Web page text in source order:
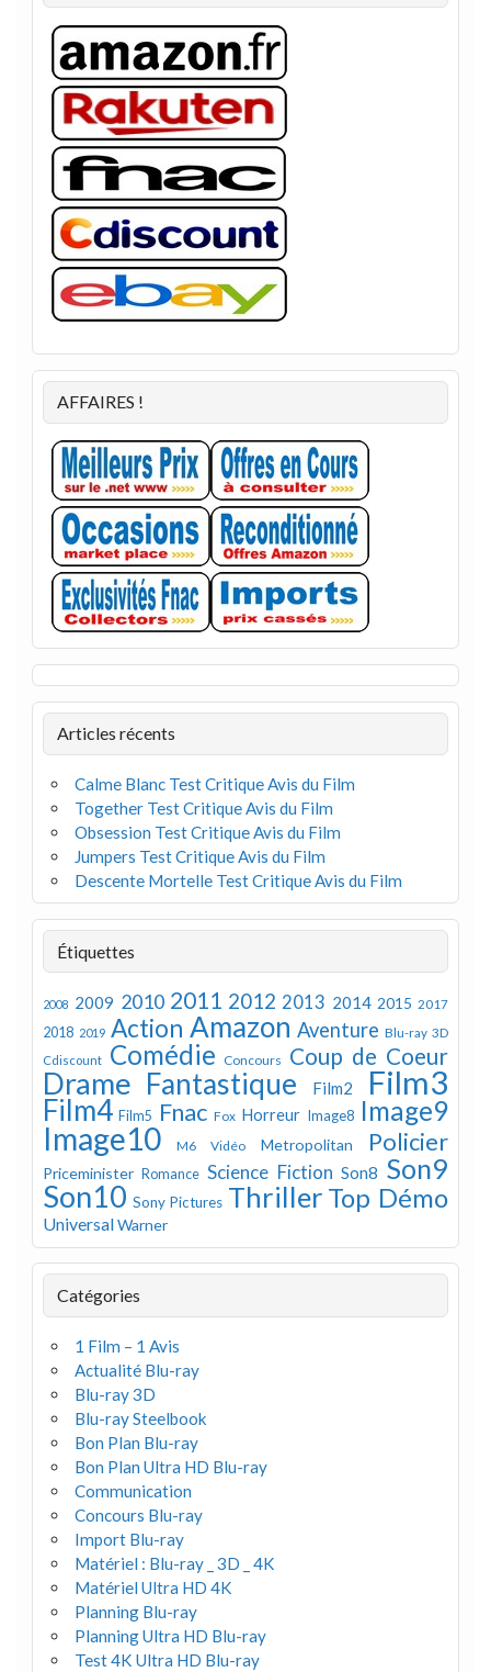
AFFAIRES !
Articles récents
Calme Blanc Test Critique Avis du Film
Together Test Critique Avis du Film
Obsession Test Critique Avis du Film
Jumpers Test Critique Avis du Film
Descente Mortelle Test Critique Avis du Film
Étiquettes
2008 2009 2010 2011 2012 2013 2014 2015 2017
2018 2019 Action Amazon Aventure Blu-ray 3D
Cdiscount Comédie Concours Coup de Coeur
Drame Fantastique Film2 Film3
Film4 Film5 Fnac Fox Horreur Image8 Image9
Image10 M6 Vidéo Metropolitan Policier
Priceminister Romance Science Fiction Son8 Son9
Son10 Sony Pictures Thriller Top Démo
UniversalWarner
Catégories
1 Film – 1 Avis
Actualité Blu-ray
Blu-ray 3D
Blu-ray Steelbook
Bon Plan Blu-ray
Bon Plan Ultra HD Blu-ray
Communication
Concours Blu-ray
Import Blu-ray
Matériel : Blu-ray _ 3D _ 4K
Matériel Ultra HD 4K
Planning Blu-ray
Planning Ultra HD Blu-ray
Test 4K Ultra HD Blu-ray